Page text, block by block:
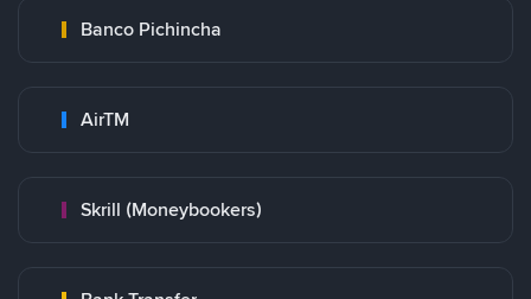
Banco Pichincha
AirTM
Skrill (Moneybookers)